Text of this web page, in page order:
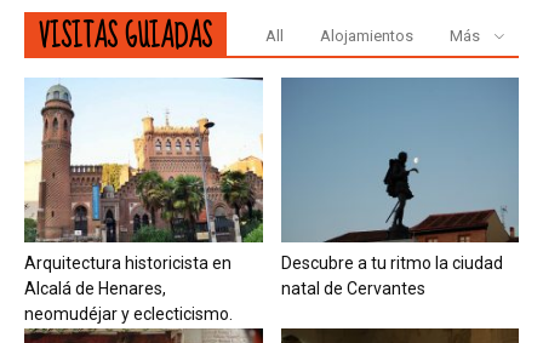
VISITAS GUIADAS All Alojamientos Más
Arquitectura historicista en
Alcalá de Henares,
neomudéjar y eclecticismo.
Descubre a tu ritmo la ciudad
natal de Cervantes